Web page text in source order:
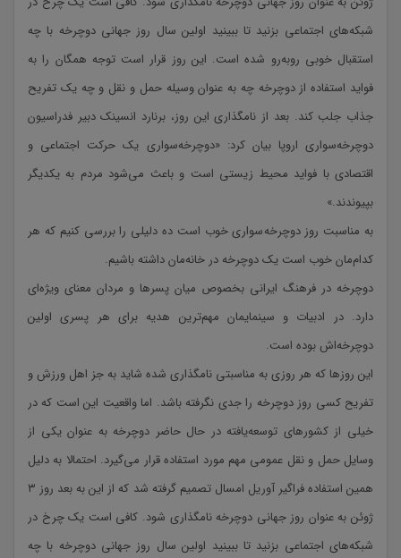
شبکه‌های اجتماعی بزنید تا ببینید اولین سال روز جهانی دوچرخه با چه
استقبال خوبی روبه‌رو شده است. این روز قرار است توجه همگان را به
فواید استفاده از دوچرخه چه به عنوان وسیله حمل و نقل و چه یک تفریح
جذاب جلب کند. بعد از نامگذاری این روز، برنارد انسینک دبیر فدراسیون
دوچرخه‌سواری اروپا بیان کرد: «دوچرخه‌سواری یک حرکت اجتماعی و
اقتصادی با فواید محیط زیستی است و باعث می‌شود مردم به یکدیگر
بپیوندند.»
به مناسبت روز دوچرخه‌سواری خوب است ده دلیلی را بررسی کنیم که هر
کدام‌مان خوب است یک دوچرخه در خانه‌مان داشته باشیم.
دوچرخه در فرهنگ ایرانی بخصوص میان پسرها و مردان معنای ویژه‌ای
دارد. در ادبیات و سینمایمان مهم‌ترین هدیه برای هر پسری اولین
دوچرخه‌اش بوده است.
این روزها که هر روزی به مناسبتی نامگذاری شده شاید به جز اهل ورزش و
تفریح کسی روز دوچرخه را جدی نگرفته باشد. اما واقعیت این است که در
خیلی از کشورهای توسعه‌یافته در حال حاضر دوچرخه به عنوان یکی از
وسایل حمل و نقل عمومی مهم مورد استفاده قرار می‌گیرد. احتمالا به دلیل
همین استفاده فراگیر آوریل امسال تصمیم گرفته شد که از این به بعد روز ۳
ژوئن به عنوان روز جهانی دوچرخه نامگذاری شود. کافی است یک چرخ در
شبکه‌های اجتماعی بزنید تا ببینید اولین سال روز جهانی دوچرخه با چه